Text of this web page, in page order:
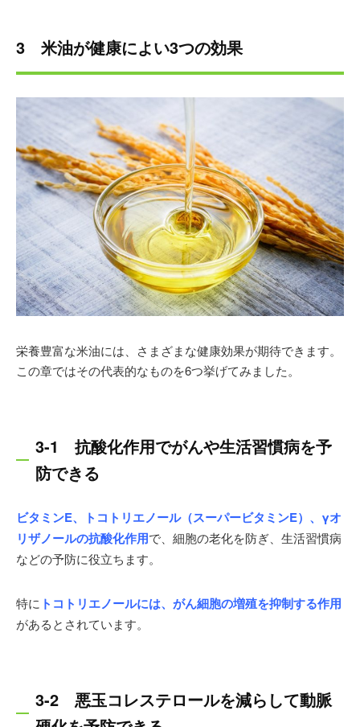
3 米油が健康によい3つの効果
栄養豊富な米油には、さまざまな健康効果が期待できます。
この章ではその代表的なものを6つ挙げてみました。
3-1 抗酸化作用でがんや生活習慣病を予
防できる
ビタミンE、トコトリエノール（スーパービタミンE）、γオ
リザノールの抗酸化作用で、細胞の老化を防ぎ、生活習慣病
などの予防に役立ちます。
特に トコトリエノールには、がん細胞の増殖を抑制する作用
があるとされています。
3-2 悪玉コレステロールを減らして動脈